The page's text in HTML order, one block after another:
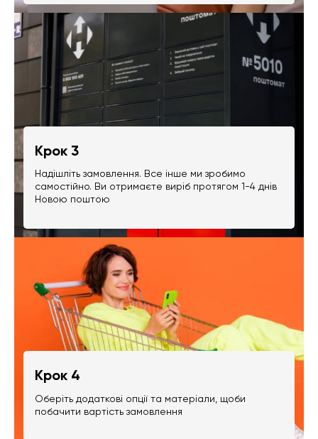
Крок 3
Надішліть замовлення. Все інше ми зробимо
самостійно. Ви отримаєте виріб протягом 1-4 днів
Новою поштою
Крок 4
Оберіть додаткові опції та матеріали, щоби
побачити вартість замовлення